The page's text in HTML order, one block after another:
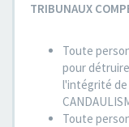
TRIBUNAUX
Toute
pour
l'intégrité de
Toute